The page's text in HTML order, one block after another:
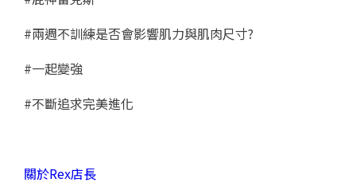
#兩週不訓練是否會影響肌力與肌肉尺寸?
#一起變強
#不斷追求完美進化
關於Rex店長